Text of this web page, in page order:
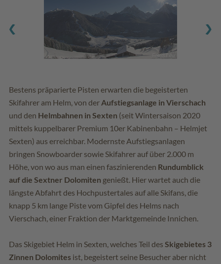
Bestens präparierte Pisten erwarten die begeisterten
Skifahrer am Helm, von der Aufstiegsanlage in Vierschach
und den Helmbahnen in Sexten (seit Wintersaison 2020
mittels kuppelbarer Premium 10er Kabinenbahn – Helmjet
Sexten) aus erreichbar. Modernste Aufstiegsanlagen
bringen Snowboarder sowie Skifahrer auf über 2.000 m
Höhe, von wo aus man einen faszinierenden Rundumblick
auf die Sextner Dolomiten genießt. Hier wartet auch die
längste Abfahrt des Hochpustertales auf alle Skifans, die
knapp 5 km lange Piste vom Gipfel des Helms nach
Vierschach, einer Fraktion der Marktgemeinde Innichen.
Das Skigebiet Helm in Sexten, welches Teil des Skigebietes 3
Zinnen Dolomites ist, begeistert seine Besucher aber nicht